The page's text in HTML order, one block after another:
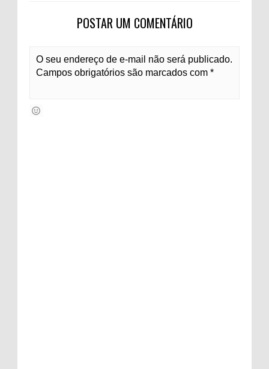
POSTAR UM COMENTÁRIO
O seu endereço de e-mail não será publicado.
Campos obrigatórios são marcados com *